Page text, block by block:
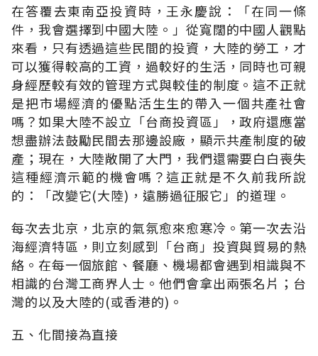
在答覆去東南亞投資時，王永慶說：「在同一條
件，我會選擇到中國大陸。」從寬闊的中國人觀點
來看，只有透過這些民間的投資，大陸的勞工，才
可以獲得較高的工資，過較好的生活，同時也可親
身經歷較有效的管理方式與較佳的制度。這不正就
是把市場經濟的優點活生生的帶入一個共產社會
嗎？如果大陸不設立「台商投資區」，政府還應當
想盡辦法鼓勵民間去那邊設廠，顯示共產制度的破
產；現在，大陸敞開了大門，我們還需要白白喪失
這種經濟示範的機會嗎？這正就是不久前我所說
的：「改變它(大陸)，遠勝過征服它」的道理。
每次去北京，北京的氣氛愈來愈寒冷。第一次去沿
海經濟特區，則立刻感到「台商」投資與貿易的熱
絡。在每一個旅館、餐廳、機場都會遇到相識與不
相識的台灣工商界人士。他們會拿出兩張名片；台
灣的以及大陸的(或香港的)。
五、化間接為直接